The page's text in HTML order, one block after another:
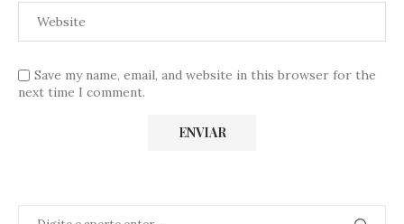
Save my name, email, and website in this browser for the
next time I comment.